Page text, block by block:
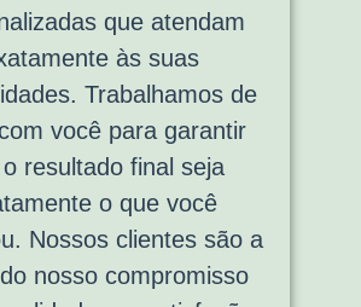
que atendam
às suas
Trabalhamos de
você para garantir
resultado final seja
o que você
Nossos clientes são a
nosso compromisso